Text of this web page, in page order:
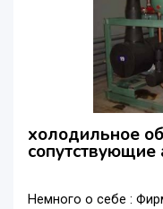
холодильное
сопутствующие
Немного о себе :